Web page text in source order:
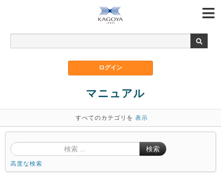
マニュアル
すべてのカテゴリを 表示
検索
高度な検索